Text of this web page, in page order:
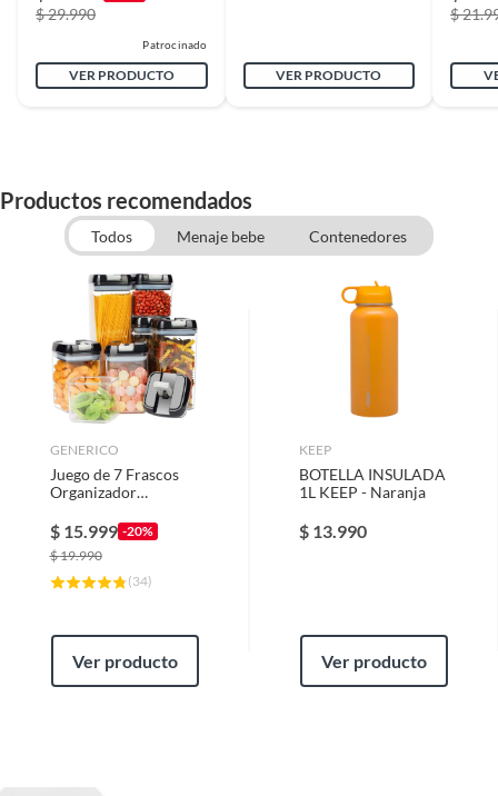
Material Plástico
Capacidad 800ml
Tamaño de la boquilla
Garantía
$ 29.990
Patrocinado
VER PRODUCTO VER PRODUCTO
$
Productos recomendados
Todos Menaje bebe Contenedores
GENERICO
Juego de 7 Frascos
Organizador
Condimentos
Recipientes
$ 15.999 -20%
$19.990
(34)
Ver producto
KEEP
BOTELLA INSULADA
1L KEEP - Naranja
$ 13.990
Ver producto